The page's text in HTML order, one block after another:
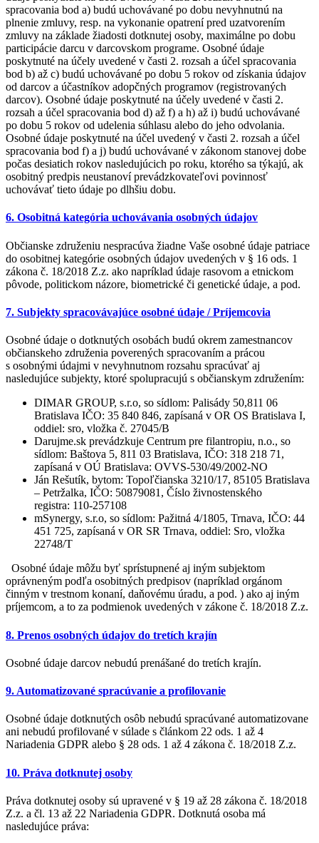
spracovania bod a) budú uchovávané po dobu nevyhnutnú na
plnenie zmluvy, resp. na vykonanie opatrení pred uzatvorením
zmluvy na základe žiadosti dotknutej osoby, maximálne po dobu
participácie darcu v darcovskom programe. Osobné údaje
poskytnuté na účely uvedené v časti 2. rozsah a účel spracovania
bod b) až c) budú uchovávané po dobu 5 rokov od získania údajov
od darcov a účastníkov adopčných programov (registrovaných
darcov). Osobné údaje poskytnuté na účely uvedené v časti 2.
rozsah a účel spracovania bod d) až f) a h) až i) budú uchovávané
po dobu 5 rokov od udelenia súhlasu alebo do jeho odvolania.
Osobné údaje poskytnuté na účel uvedený v časti 2. rozsah a účel
spracovania bod f) a j) budú uchovávané v zákonom stanovej dobe
počas desiatich rokov nasledujúcich po roku, ktorého sa týkajú, ak
osobitný predpis neustanoví prevádzkovateľovi povinnosť
uchovávať tieto údaje po dlhšiu dobu.
6. Osobitná kategória uchovávania osobných údajov
Občianske združeniu nespracúva žiadne Vaše osobné údaje patriace
do osobitnej kategórie osobných údajov uvedených v § 16 ods. 1
zákona č. 18/2018 Z.z. ako napríklad údaje rasovom a etnickom
pôvode, politickom názore, biometrické či genetické údaje, a pod.
7. Subjekty spracovávajúce osobné údaje / Príjemcovia
Osobné údaje o dotknutých osobách budú okrem zamestnancov
občianskeho združenia poverených spracovaním a prácou
s osobnými údajmi v nevyhnutnom rozsahu spracúvať aj
nasledujúce subjekty, ktoré spolupracujú s občianskym združením:
DIMAR GROUP, s.r.o, so sídlom: Palisády 50,811 06
Bratislava IČO: 35 840 846, zapísaná v OR OS Bratislava I,
oddiel: sro, vložka č. 27045/B
Darujme.sk prevádzkuje Centrum pre filantropiu, n.o., so
sídlom: Baštova 5, 811 03 Bratislava, IČO: 318 218 71,
zapísaná v OÚ Bratislava: OVVS-530/49/2002-NO
Ján Rešutík, bytom: Topoľčianska 3210/17, 85105 Bratislava
– Petržalka, IČO: 50879081, Číslo živnostenského
registra: 110-257108
mSynergy, s.r.o, so sídlom: Pažitná 4/1805, Trnava, IČO: 44
451 725, zapísaná v OR SR Trnava, oddiel: Sro, vložka
22748/T
Osobné údaje môžu byť sprístupnené aj iným subjektom
oprávneným podľa osobitných predpisov (napríklad orgánom
činným v trestnom konaní, daňovému úradu, a pod. ) ako aj iným
príjemcom, a to za podmienok uvedených v zákone č. 18/2018 Z.z.
8. Prenos osobných údajov do tretích krajín
Osobné údaje darcov nebudú prenášané do tretích krajín.
9. Automatizované spracúvanie a profilovanie
Osobné údaje dotknutých osôb nebudú spracúvané automatizovane
ani nebudú profilované v súlade s článkom 22 ods. 1 až 4
Nariadenia GDPR alebo § 28 ods. 1 až 4 zákona č. 18/2018 Z.z.
10. Práva dotknutej osoby
Práva dotknutej osoby sú upravené v § 19 až 28 zákona č. 18/2018
Z.z. a čl. 13 až 22 Nariadenia GDPR. Dotknutá osoba má
nasledujúce práva: